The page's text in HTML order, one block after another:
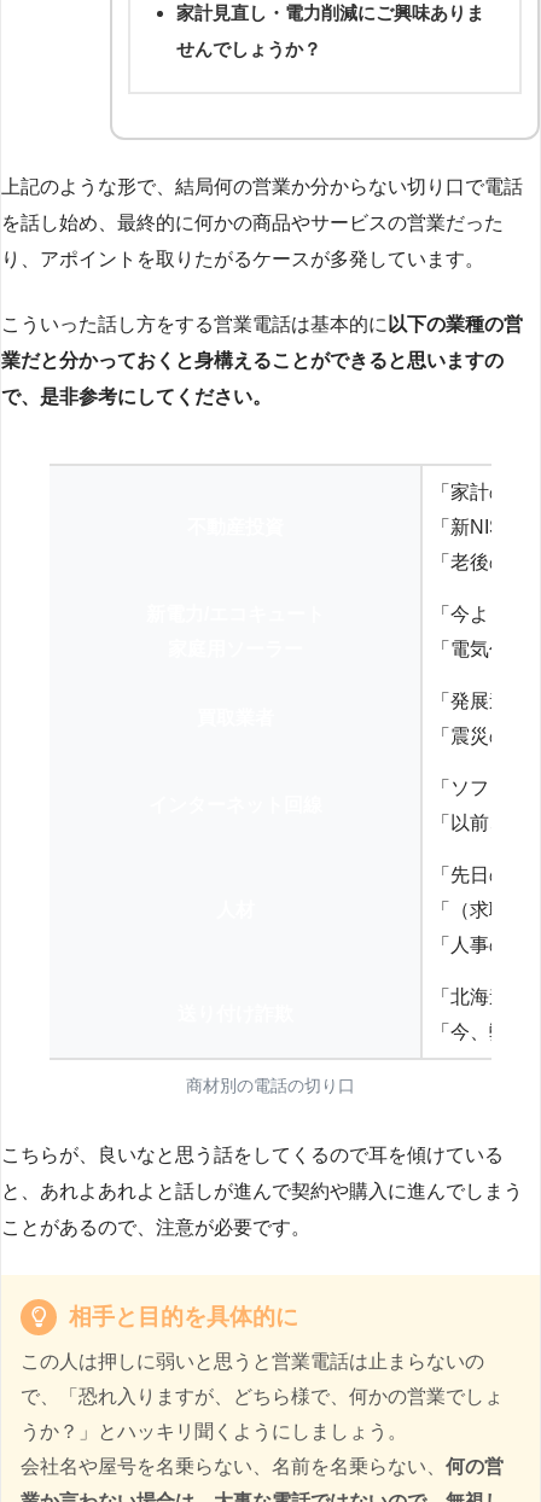
家計見直し・電力削減にご興味ありま
せんでしょうか？
上記のような形で、結局何の営業か分からない切り口で電話
を話し始め、最終的に何かの商品やサービスの営業だった
り、アポイントを取りたがるケースが多発しています。
こういった話し方をする営業電話は基本的に 以下の業種の営
業だと分かっておくと身構えることができると思いますの
で、是非参考にしてください。
「家計の見
「新NISA
「老後の
「今より
「電気代を
「発展途
「震災の
「ソフト
「以前、
「先日の
「（求職
「人事の方
「北海道
「今、弊
商材別の電話の切り口
こちらが、良いなと思う話をしてくるので耳を傾けている
と、あれよあれよと話しが進んで契約や購入に進んでしまう
ことがあるので、注意が必要です。
相手と目的を具体的に
この人は押しに弱いと思うと営業電話は止まらないの
で、「恐れ入りますが、どちら様で、何かの営業でしょ
うか？」とハッキリ聞くようにしましょう。
会社名や屋号を名乗らない、名前を名乗らない、 何の営